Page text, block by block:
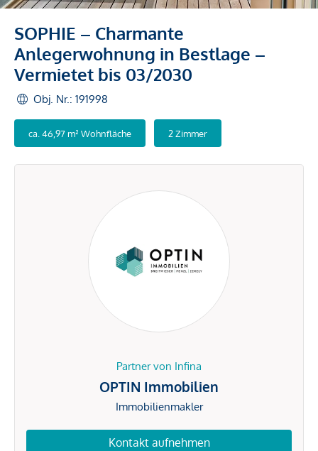
SOPHIE – Charmante
Anlegerwohnung in Bestlage –
Vermietet bis 03/2030
Obj. Nr.: 191998
ca. 46,97 m² Wohnfläche 2 Zimmer
Partner von Infina
OPTIN Immobilien
Immobilienmakler
Kontakt aufnehmen